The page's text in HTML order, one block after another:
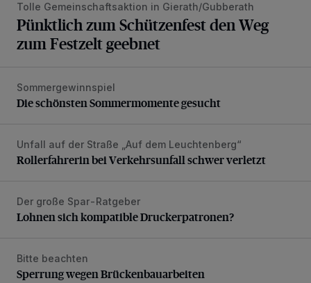
Tolle Gemeinschaftsaktion in Gierath/Gubberath
Pünktlich zum Schützenfest den Weg
zum Festzelt geebnet
Die schönsten Sommermomente gesucht
Sommergewinnspiel
Die schönsten Sommermomente gesucht
Rollerfahrerin bei Verkehrsunfall schwer verletzt
Unfall auf der Straße „Auf dem Leuchtenberg“
Rollerfahrerin bei Verkehrsunfall schwer verletzt
Lohnen sich kompatible Druckerpatronen?
Der große Spar-Ratgeber
Lohnen sich kompatible Druckerpatronen?
Sperrung wegen Brückenbauarbeiten
Bitte beachten
Sperrung wegen Brückenbauarbeiten